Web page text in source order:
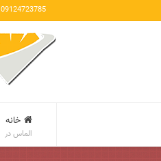
09124723785
خانه
الماس در